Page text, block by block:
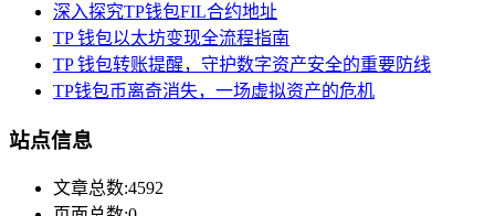
深入探究TP钱包FIL合约地址
TP 钱包以太坊变现全流程指南
TP 钱包转账提醒，守护数字资产安全的重要防线
TP钱包币离奇消失，一场虚拟资产的危机
站点信息
文章总数:4592